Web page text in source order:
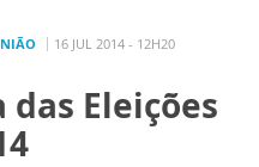
16 JUL 2014 - 12H20
Eleições